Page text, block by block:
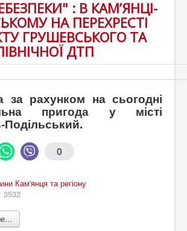
: В КАМ’ЯНЦІ-
НА ПЕРЕХРЕСТІ
ГРУШЕВСЬКОГО ТА
ДТП
за рахунком на сьогодні
пригода у місті
0
Кам'янця та регіону
3532